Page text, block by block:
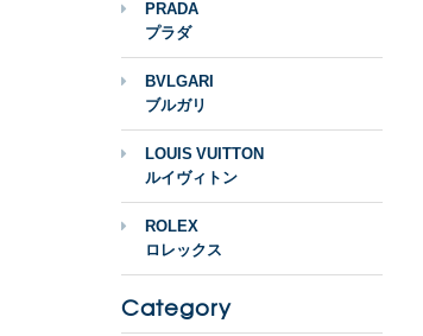
PRADA
プラダ
BVLGARI
ブルガリ
LOUIS VUITTON
ルイヴィトン
ROLEX
ロレックス
Category